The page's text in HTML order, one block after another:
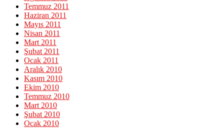
Temmuz 2011
Haziran 2011
Mayıs 2011
Nisan 2011
Mart 2011
Şubat 2011
Ocak 2011
Aralık 2010
Kasım 2010
Ekim 2010
Temmuz 2010
Mart 2010
Şubat 2010
Ocak 2010